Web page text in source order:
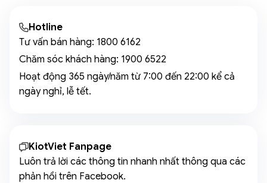
Hotline
Tư vấn bán hàng: 1800 6162
Chăm sóc khách hàng: 1900 6522
Hoạt động 365 ngày/năm từ 7:00 đến 22:00 kể cả
ngày nghỉ, lễ tết.
KiotViet Fanpage
Luôn trả lời các thông tin nhanh nhất thông qua các
phản hồi trên Facebook.